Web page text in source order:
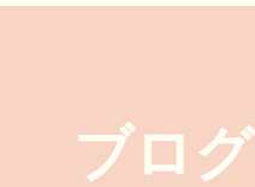
ブログ